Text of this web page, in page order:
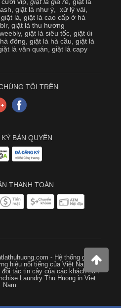
giặt là như ý xử lý vải
là giặt là cao cấp ở hà
, giặt là thu hương
, giặt là siêu tốc giặt ủi
đông giặt là hà cầu giặt là
là văn quán giặt là capy
TÔI TRÊN
BẢN QUYỀN
THANH TOÁN
- Hệ thống giặt là
hiệu nổi tiếng của Việt Nam (
tác tin cậy của các khách sạn
Laundry Thu Huong in Viet
Nam.